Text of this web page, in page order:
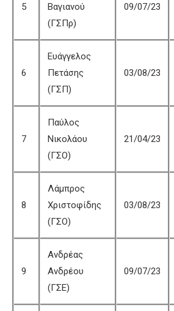
5
Βαγιανού
(ΓΣΠρ)
09/07/23
6
Ευάγγελος
Πετάσης
(ΓΣΠ)
03/08/23
7
Παύλος
Νικολάου
(ΓΣΟ)
21/04/23
8
Λάμπρος
Χριστοφίδης
(ΓΣΟ)
03/08/23
9
Ανδρέας
Ανδρέου
(ΓΣΕ)
09/07/23